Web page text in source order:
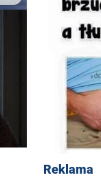
Reklama